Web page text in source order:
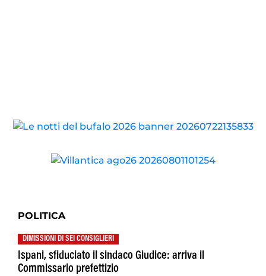
POLITICA
DIMISSIONI DI SEI CONSIGLIERI
Ispani, sfiduciato il sindaco Giudice: arriva il
Commissario prefettizio